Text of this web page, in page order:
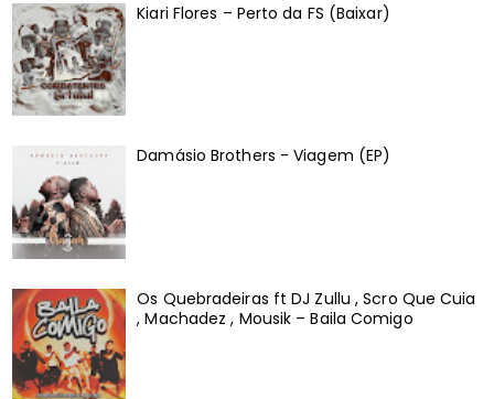
Kiari Flores – Perto da FS (Baixar)
Damásio Brothers - Viagem (EP)
Os Quebradeiras ft DJ Zullu , Scro Que Cuia
, Machadez , Mousik – Baila Comigo